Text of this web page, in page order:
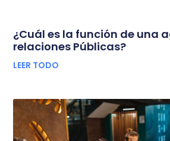
¿Cuál es la función de una
relaciones Públicas?
LEER TODO